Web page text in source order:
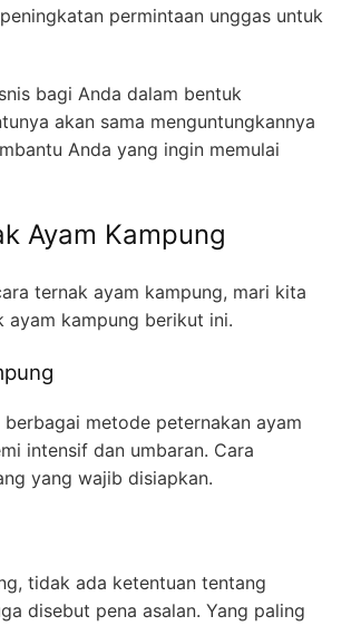
permintaan unggas untuk
bagi Anda dalam bentuk
akan sama menguntungkannya
Anda yang ingin memulai
Ayam Kampung
ternak ayam kampung, mari kita
kampung berikut ini.
metode peternakan ayam
intensif dan umbaran. Cara
yang wajib disiapkan.
tidak ada ketentuan tentang
disebut pena asalan. Yang paling